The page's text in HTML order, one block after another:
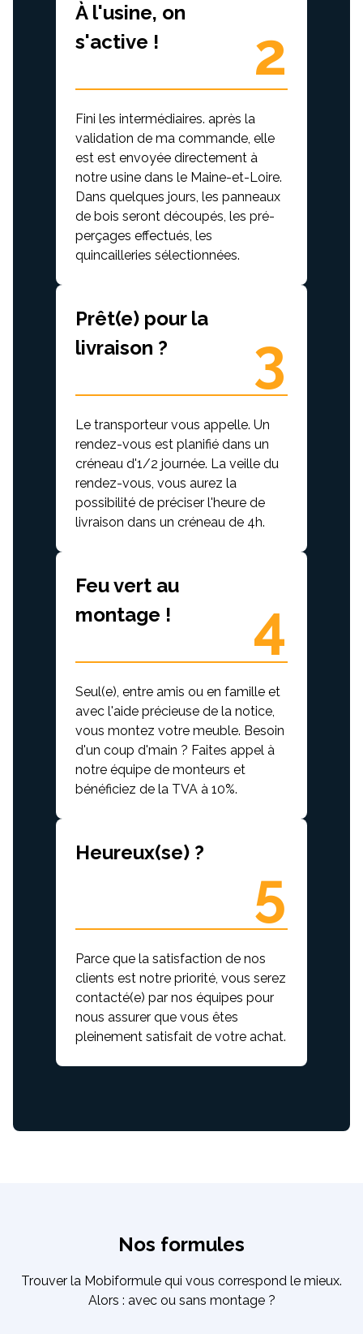
2
À l'usine, on
s'active !
Fini les intermédiaires. après la
validation de ma commande, elle
est est envoyée directement à
notre usine dans le Maine-et-Loire.
Dans quelques jours, les panneaux
de bois seront découpés, les pré-
perçages effectués, les
quincailleries sélectionnées.
3
Prêt(e) pour la
livraison ?
Le transporteur vous appelle. Un
rendez-vous est planifié dans un
créneau d'1/2 journée. La veille du
rendez-vous, vous aurez la
possibilité de préciser l'heure de
livraison dans un créneau de 4h.
4
Feu vert au
montage !
Seul(e), entre amis ou en famille et
avec l'aide précieuse de la notice,
vous montez votre meuble. Besoin
d'un coup d'main ? Faites appel à
notre équipe de monteurs et
bénéficiez de la TVA à 10%.
5
Heureux(se) ?
Parce que la satisfaction de nos
clients est notre priorité, vous serez
contacté(e) par nos équipes pour
nous assurer que vous êtes
pleinement satisfait de votre achat.
Nos formules
Trouver la Mobiformule qui vous correspond le mieux.
Alors : avec ou sans montage ?